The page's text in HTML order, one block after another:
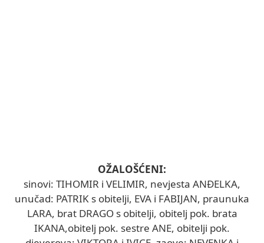
OŽALOŠĆENI:
sinovi: TIHOMIR i VELIMIR, nevjesta ANĐELKA,
unučad: PATRIK s obitelji, EVA i FABIJAN, praunuka
LARA, brat DRAGO s obitelji, obitelj pok. brata
IKANA,obitelj pok. sestre ANE, obitelji pok.